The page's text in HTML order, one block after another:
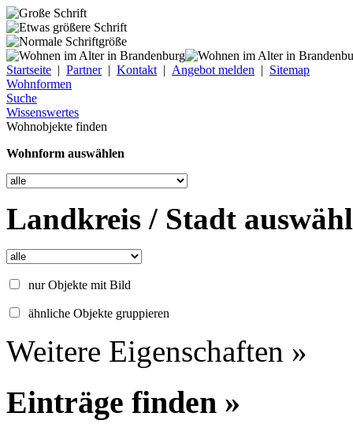
Startseite | Partner| Kontakt | Angebot melden | Sitemap
Wohnformen
Suche
Wissenswertes
Wohnobjekte finden
Wohnform auswählen
Landkreis / Stadt
nur Objekte mit Bild
ähnliche Objekte gruppieren
Weitere Eigenschaften »
Einträge finden »